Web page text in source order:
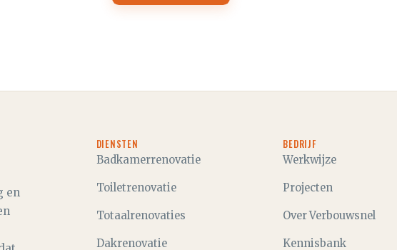
en
DIENSTEN
Badkamerrenovatie
Toiletrenovatie
Totaalrenovaties
Dakrenovatie
BEDRIJF
Werkwijze
Projecten
Over Verbouwsnel
Kennisbank